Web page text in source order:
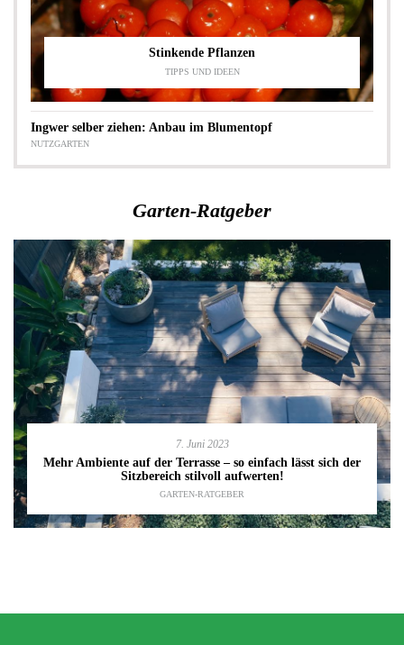
Stinkende Pflanzen
TIPPS UND IDEEN
Ingwer selber ziehen: Anbau im Blumentopf
NUTZGARTEN
Garten-Ratgeber
7. Juni 2023
Mehr Ambiente auf der Terrasse – so einfach lässt sich der
Sitzbereich stilvoll aufwerten!
GARTEN-RATGEBER